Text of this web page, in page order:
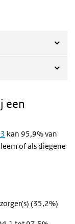
een
kan 95,9% van
of als diegene
(35,2%)